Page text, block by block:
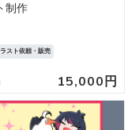
制作
スト依頼・販売
15,000円